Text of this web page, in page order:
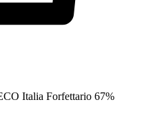
Italia Forfettario 67%